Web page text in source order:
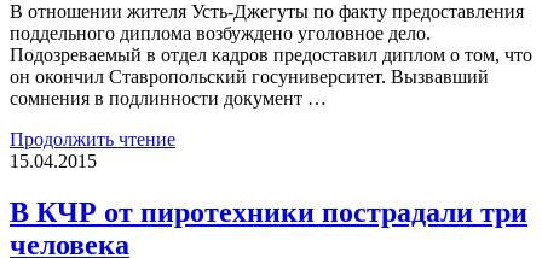
В отношении жителя Усть-Джегуты по факту предоставления
поддельного диплома возбуждено уголовное дело.
Подозреваемый в отдел кадров предоставил диплом о том, что
он окончил Ставропольский госуниверситет. Вызвавший
сомнения в подлинности документ …
Продолжить чтение
15.04.2015
В КЧР от пиротехники пострадали три
человека